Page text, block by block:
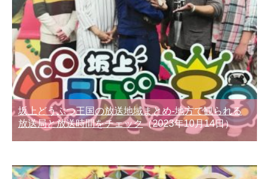
坂上どうぶつ王国の放送地域まとめ-地方で観られる
放送局と放送時間をチェック（2023年10月14日）